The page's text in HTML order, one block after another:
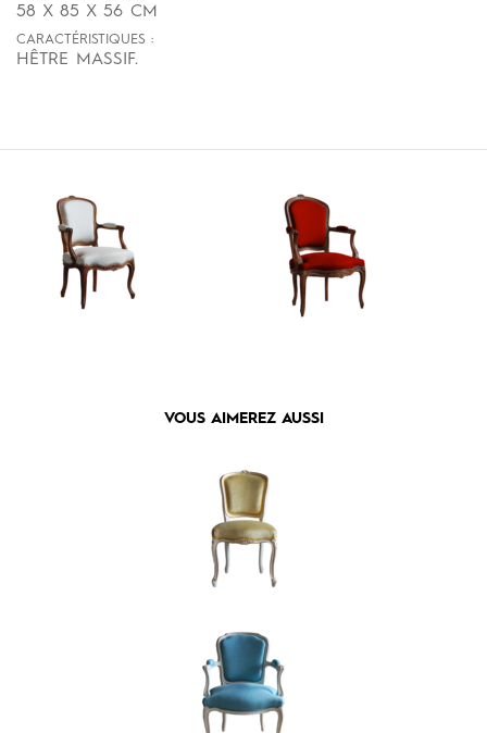
58 X 85 X 56 CM
CARACTÉRISTIQUES :
HÊTRE MASSIF.
VOUS AIMEREZ AUSSI